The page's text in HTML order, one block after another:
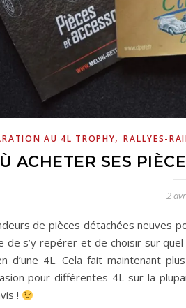
AU 4L TROPHY,RALLYES-
ACHETER SES
2
de pièces détachées neuves
de s’y repérer et de choisir sur
d’une 4L. Cela fait maintenant
pour différentes 4L sur la
!